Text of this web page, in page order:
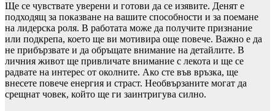
Ще се чувствате уверени и готови да се изявите. Денят е
подходящ за показване на вашите способности и за поемане
на лидерска роля. В работата може да получите признание
или подкрепа, което ще ви мотивира още повече. Важно е да
не прибързвате и да обръщате внимание на детайлите. В
личния живот ще привличате внимание с лекота и ще се
радвате на интерес от околните. Ако сте във връзка, ще
внесете повече енергия и страст. Необвързаните могат да
срещнат човек, който ще ги заинтригува силно.